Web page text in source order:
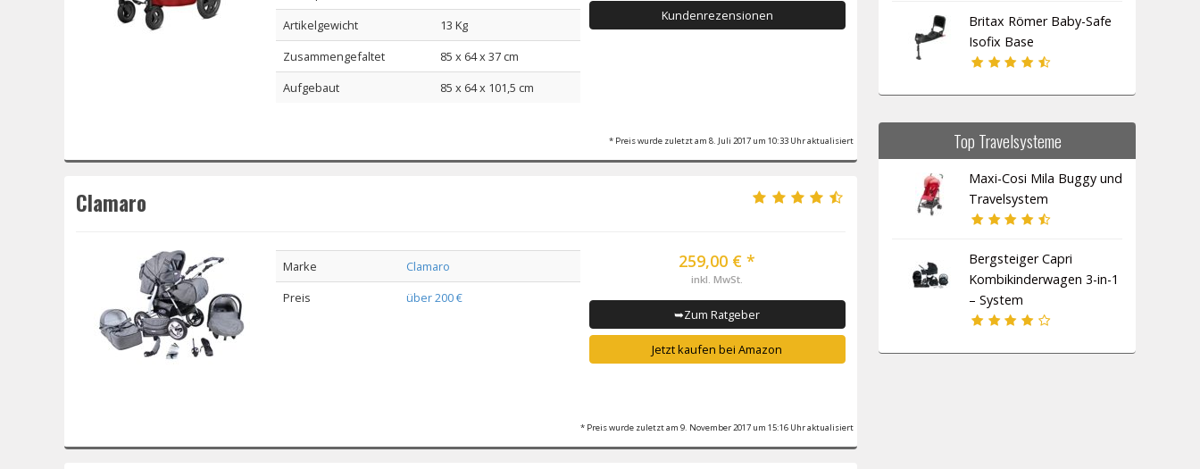
Artikelgewicht
13 Kg
Zusammengefaltet
85 x 64 x 37 cm
Aufgebaut
85 x 64 x 101,5 cm
Kundenrezensionen
* Preis wurde zuletzt am 8. Juli 2017 um 10:33 Uhr aktualisiert
Clamaro
Marke
Clamaro
Preis
über 200 €
259,00 € *
inkl. MwSt.
➥Zum Ratgeber
Jetzt kaufen bei Amazon
* Preis wurde zuletzt am 9. November 2017 um 15:16 Uhr aktualisiert
Britax Römer Baby-Safe
Isofix Base
Top Travelsysteme
Maxi-Cosi Mila Buggy und
Travelsystem
Bergsteiger Capri
Kombikinderwagen 3-in-1
– System